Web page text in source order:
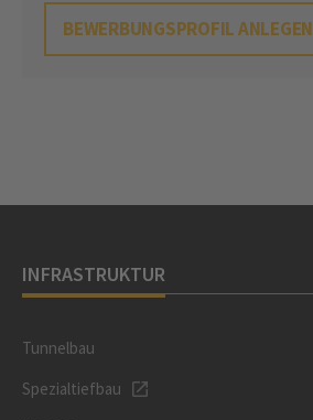
BEWERBUNGSPROFIL ANLEGEN
INFRASTRUKTUR
Tunnelbau
Spezialtiefbau